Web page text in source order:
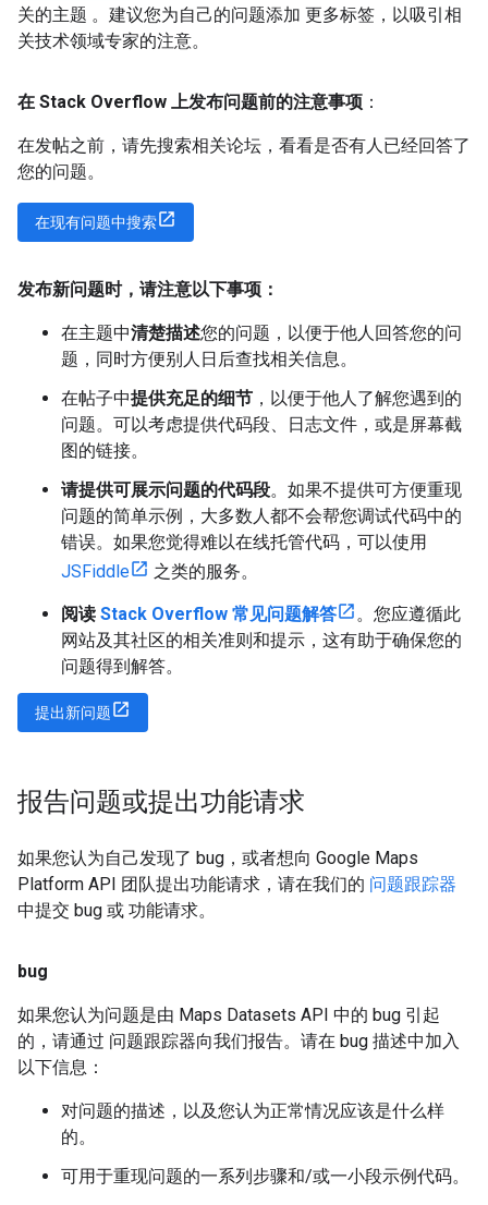
关的主题 。建议您为自己的问题添加 更多标签，以吸引相
关技术领域专家的注意。
在 Stack Overflow 上发布问题前的注意事项 ：
在发帖之前，请先搜索相关论坛，看看是否有人已经回答了
您的问题。
在现有问题中搜索
发布新问题时，请注意以下事项：
在主题中清楚描述您的问题，以便于他人回答您的问
题，同时方便别人日后查找相关信息。
在帖子中提供充足的细节 ，以便于他人了解您遇到的
问题。可以考虑提供代码段、日志文件，或是屏幕截
图的链接。
请提供可展示问题的代码段。如果不提供可方便重现
问题的简单示例，大多数人都不会帮您调试代码中的
错误。如果您觉得难以在线托管代码，可以使用
JSFiddle
之类的服务。
阅读 Stack Overflow 常见问题解答
。您应遵循此
网站及其社区的相关准则和提示，这有助于确保您的
问题得到解答。
提出新问题
报告问题或提出功能请求
如果您认为自己发现了 bug，或者想向 Google Maps
Platform API 团队提出功能请求，请在我们的 问题跟踪器
中提交 bug 或 功能请求。
bug
如果您认为问题是由 Maps Datasets API 中的 bug 引起
的，请通过 问题跟踪器向我们报告。请在 bug 描述中加入
以下信息：
对问题的描述，以及您认为正常情况应该是什么样
的。
可用于重现问题的一系列步骤和/或一小段示例代码。